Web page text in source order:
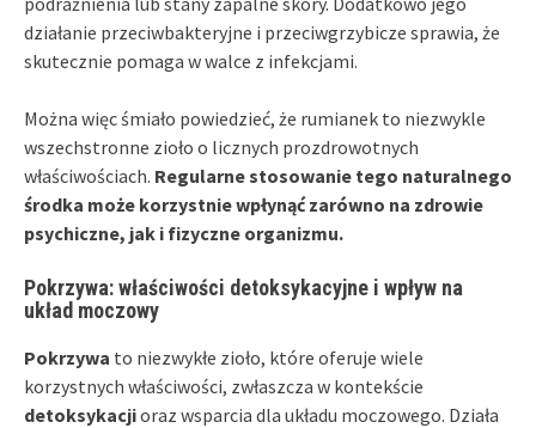
działanie przeciwbakteryjne i przeciwgrzybicze sprawia, że
skutecznie pomaga w walce z infekcjami.
Można więc śmiało powiedzieć, że rumianek to niezwykle
wszechstronne zioło o licznych prozdrowotnych
właściwościach. Regularne stosowanie tego naturalnego
środka może korzystnie wpłynąć zarówno na zdrowie
psychiczne, jak i fizyczne organizmu.
Pokrzywa: właściwości detoksykacyjne i wpływ na
układ moczowy
Pokrzywa to niezwykłe zioło, które oferuje wiele
korzystnych właściwości, zwłaszcza w kontekście
detoksykacjioraz wsparcia dla układu moczowego. Działa